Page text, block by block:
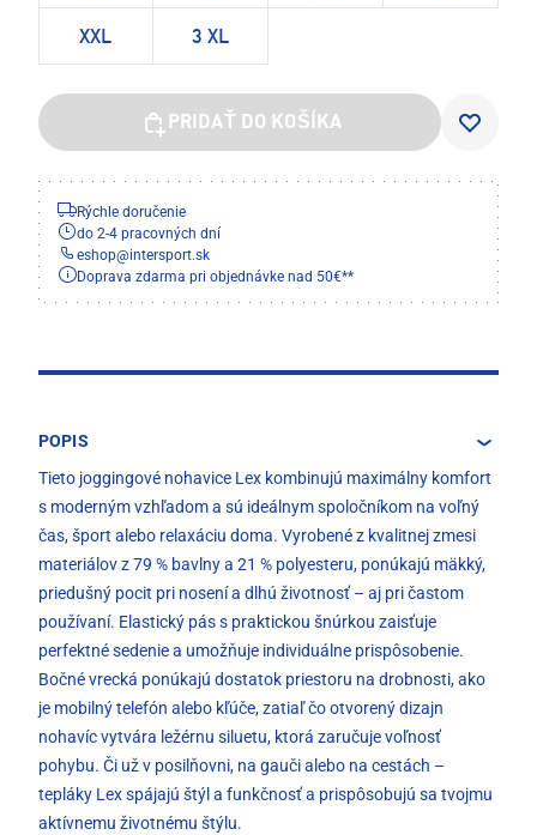
XXL 3 XL
PRIDAŤ DO KOŠÍKA
Rýchle doručenie
do 2-4 pracovných dní
eshop@intersport.sk
Doprava zdarma pri objednávke nad 50€**
POPIS
Tieto joggingové nohavice Lex kombinujú maximálny komfort
s moderným vzhľadom a sú ideálnym spoločníkom na voľný
čas, šport alebo relaxáciu doma. Vyrobené z kvalitnej zmesi
materiálov z 79 % bavlny a 21 % polyesteru, ponúkajú mäkký,
priedušný pocit pri nosení a dlhú životnosť – aj pri častom
používaní. Elastický pás s praktickou šnúrkou zaisťuje
perfektné sedenie a umožňuje individuálne prispôsobenie.
Bočné vrecká ponúkajú dostatok priestoru na drobnosti, ako
je mobilný telefón alebo kľúče, zatiaľ čo otvorený dizajn
nohavíc vytvára ležérnu siluetu, ktorá zaručuje voľnosť
pohybu. Či už v posilňovni, na gauči alebo na cestách –
tepláky Lex spájajú štýl a funkčnosť a prispôsobujú sa tvojmu
aktívnemu životnému štýlu.